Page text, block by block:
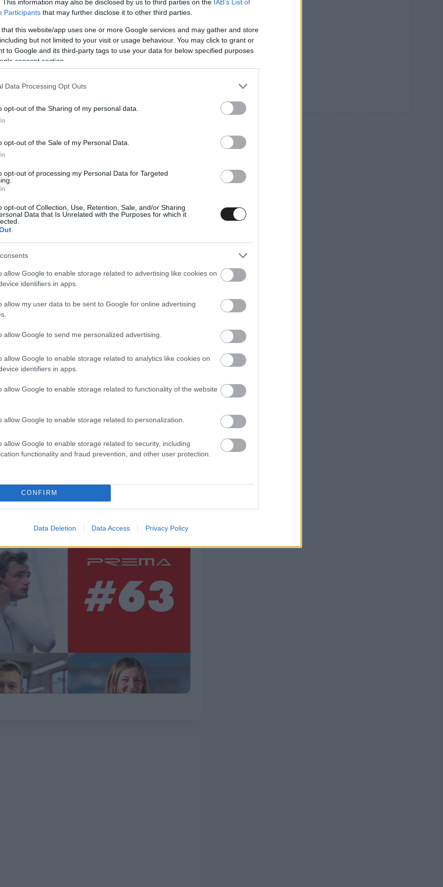
This information may also be disclosed by us to third parties on the IAB’s List of
Participants that may further disclose it to other third parties.
that this website/app uses one or more Google services and may gather and store
but not limited to your visit or usage behaviour. You may click to grant or
to Google and its third-party tags to use your data for below specified purposes
consent section.
Data Processing Opt Outs
opt-out of the Sharing of my personal data.
opt-out of the Sale of my Personal Data.
opt-out of processing my Personal Data for Targeted
opt-out of Collection, Use, Retention, Sale, and/or Sharing
Data that Is Unrelated with the Purposes for which it
allow Google to enable storage related to advertising like cookies on
identifiers in apps.
allow my user data to be sent to Google for online advertising
allow Google to send me personalized advertising.
allow Google to enable storage related to analytics like cookies on
identifiers in apps.
allow Google to enable storage related to functionality of the website
allow Google to enable storage related to personalization.
allow Google to enable storage related to security, including
functionality and fraud prevention, and other user protection.
CONFIRM
Data Deletion Data Access Privacy Policy
kétszer két négyórás versenyhétvégéből
február második és harmadik hétvégjén
tér vissza a másik egykori F1-es Danyil Kvyat.
szinten, a hosszútávú
Prema csapattal.
az orosz G-Drive csapattal, ám végül az
visszalépett a világbajnoki szerepléstől.
fog nemzetközi szinten versenyezni.
FIA WEC season ✌️🌍
↘️ #driverannouncement #wec